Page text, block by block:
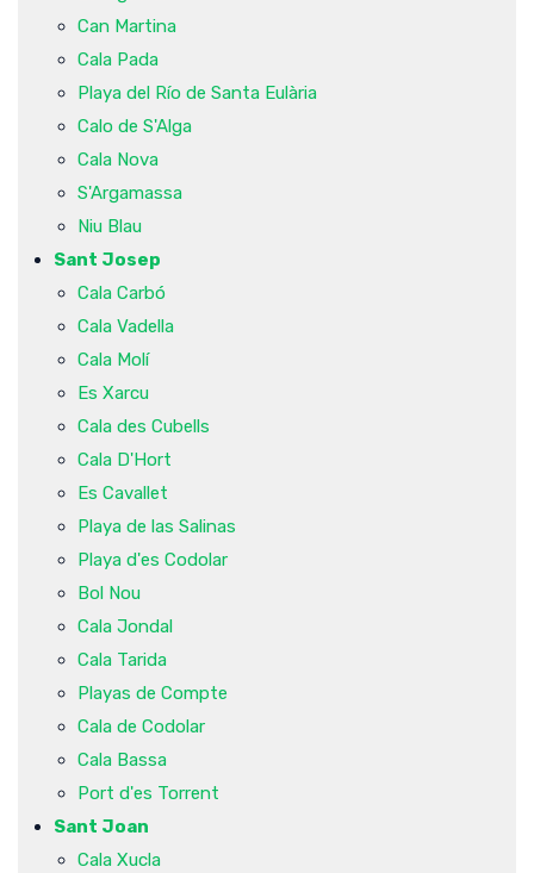
Can Martina
Cala Pada
Playa del Río de Santa Eulària
Calo de S'Alga
Cala Nova
S'Argamassa
Niu Blau
Sant Josep
Cala Carbó
Cala Vadella
Cala Molí
Es Xarcu
Cala des Cubells
Cala D'Hort
Es Cavallet
Playa de las Salinas
Playa d'es Codolar
Bol Nou
Cala Jondal
Cala Tarida
Playas de Compte
Cala de Codolar
Cala Bassa
Port d'es Torrent
Sant Joan
Cala Xucla